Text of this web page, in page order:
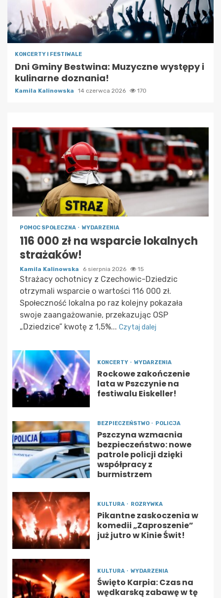
KONCERTY I FESTIWALE
Dni Gminy Bestwina: Muzyczne występy i
kulinarne doznania!
Kamila Kalinowska 14 czerwca 2026 170
POMOC SPOŁECZNA WYDARZENIA
116 000 zł na wsparcie lokalnych
strażaków!
Kamila Kalinowska 6 sierpnia 2026 15
Strażacy ochotnicy z Czechowic-Dziedzic
otrzymali wsparcie o wartości 116 000 zł.
Społeczność lokalna po raz kolejny pokazała
swoje zaangażowanie, przekazując OSP
„Dziedzice” kwotę z 1,5%... Czytaj dalej
KONCERTY WYDARZENIA
Rockowe zakończenie
lata w Pszczynie na
festiwalu Eiskeller!
BEZPIECZEŃSTWO POLICJA
Pszczyna wzmacnia
bezpieczeństwo: nowe
patrole policji dzięki
współpracy z
burmistrzem
KULTURA ROZRYWKA
Pikantne zaskoczenia w
komedii „Zaproszenie”
już jutro w Kinie Świt!
KULTURA WYDARZENIA
Święto Karpia: Czas na
wędkarską zabawę w tę